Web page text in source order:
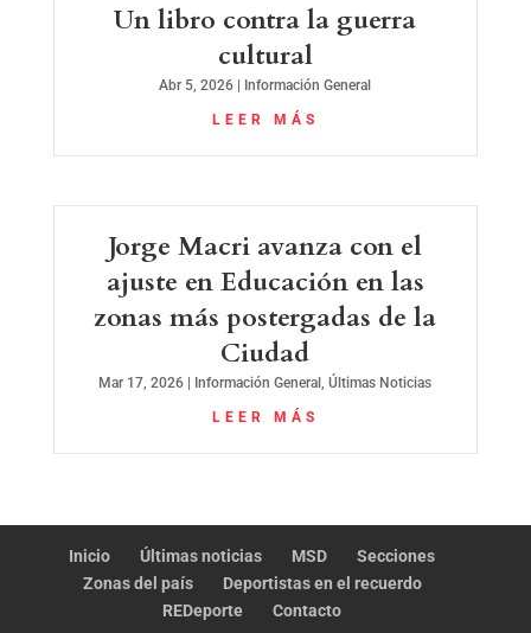
Un libro contra la guerra
cultural
Abr 5, 2026 Información General
LEER MÁS
Jorge Macri avanza con el
ajuste en Educación en las
zonas más postergadas de la
Ciudad
Mar 17, 2026 Información General,Últimas Noticias
LEER MÁS
Inicio Últimas noticias MSD
Secciones
Zonas del país
Deportistas en el recuerdo
REDeporte
Contacto